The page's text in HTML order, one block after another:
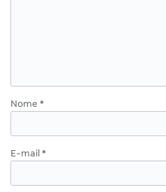
Nome *
E-mail *